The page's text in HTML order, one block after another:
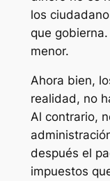
los
que
menor.
Ahora bien,
realidad, no
Al contrario,
después el
impuestos